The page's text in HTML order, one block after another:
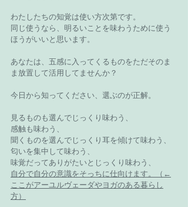
わたしたちの知覚は使い方次第です。
同じ使うなら、明るいことを味わうために使う
ほうがいいと思います。
あなたは、五感に入ってくるものをただそのま
ま放置して活用してませんか？
今日から知ってください、選ぶのが正解。
見るものも選んでじっくり味わう、
感触も味わう、
聞くものを選んでじっくり耳を傾けて味わう、
匂いを集中して味わう、
味覚だってありがたいとじっくり味わう、
自分で自分の意識をそっちに仕向けます。（←
ここがアーユルヴェーダやヨガのある暮らし
方）